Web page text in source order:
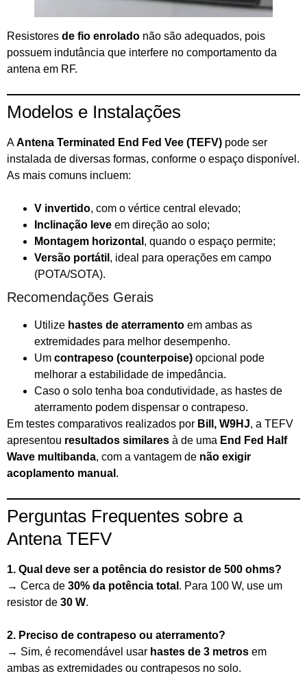
Resistores de fio enrolado não são adequados, pois
possuem indutância que interfere no comportamento da
antena em RF.
Modelos e Instalações
AAntena Terminated End Fed Vee (TEFV) pode ser
instalada de diversas formas, conforme o espaço disponível.
As mais comuns incluem:
V invertido, com o vértice central elevado;
Inclinação leve em direção ao solo;
Montagem horizontal , quando o espaço permite;
Versão portátil , ideal para operações em campo
(POTA/SOTA).
Recomendações Gerais
Utilize hastes de aterramento em ambas as
extremidades para melhor desempenho.
Um contrapeso (counterpoise) opcional pode
melhorar a estabilidade de impedância.
Caso o solo tenha boa condutividade, as hastes de
aterramento podem dispensar o contrapeso.
Em testes comparativos realizados por Bill, W9HJ, a TEFV
apresentou resultados similares à de uma End Fed Half
Wave multibanda, com a vantagem de não exigir
acoplamento manual .
Perguntas Frequentes sobre a
Antena TEFV
1. Qual deve ser a potência do resistor de 500 ohms?
→ Cerca de 30% da potência total . Para 100 W, use um
resistor de 30 W.
2. Preciso de contrapeso ou aterramento?
→ Sim, é recomendável usar hastes de 3 metros em
ambas as extremidades ou contrapesos no solo.